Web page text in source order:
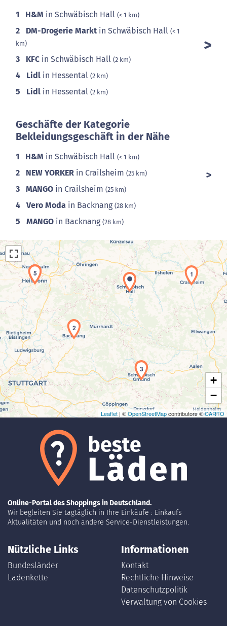
1 H&M in Schwäbisch Hall (< 1 km)
2 DM-Drogerie Markt in Schwäbisch Hall (< 1
km)
3 KFC in Schwäbisch Hall (2 km)
4 Lidl in Hessental (2 km)
5 Lidl in Hessental (2 km)
Geschäfte der Kategorie
Bekleidungsgeschäft in der Nähe
1 H&M in Schwäbisch Hall (< 1 km)
2 NEW YORKER in Crailsheim (25 km)
3 MANGO in Crailsheim (25 km)
4 Vero Moda in Backnang (28 km)
5 MANGO in Backnang (28 km)
Laden der Karte...
1
2
3
4
5
+
−
Leaflet | ©OpenStreetMapcontributors ©CARTO
Online-Portal des Shoppings in Deutschland.
Wir begleiten Sie tagtäglich in Ihre Einkäufe : Einkaufs
Aktualitäten und noch andere Service-Dienstleistungen.
Nützliche Links
Bundesländer
Ladenkette
Informationen
Kontakt
Rechtliche Hinweise
Datenschutzpolitik
Verwaltung von Cookies